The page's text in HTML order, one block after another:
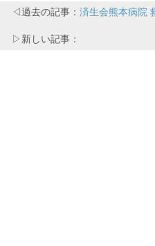
◁過去の記事： 済生会熊本病院
▷新しい記事：